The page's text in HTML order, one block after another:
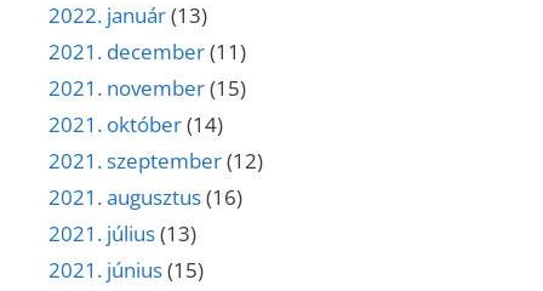
2022. január(13)
2021. december(11)
2021. november(15)
2021. október(14)
2021. szeptember(12)
2021. augusztus(16)
2021. július(13)
2021. június(15)